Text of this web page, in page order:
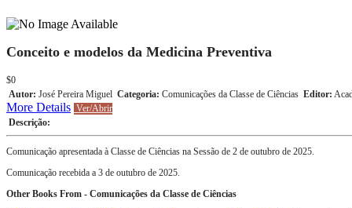
Conceito e modelos da Medicina Preventiva
$0
Autor: José Pereira Miguel Categoria: Comunicações da Classe de Ciências Editor:
More Details Ver/Abrir
Descrição:
Comunicação apresentada à Classe de Ciências na Sessão de 2 de outubro de 2025.
Comunicação recebida a 3 de outubro de 2025.
Other Books From - Comunicações da Classe de Ciências